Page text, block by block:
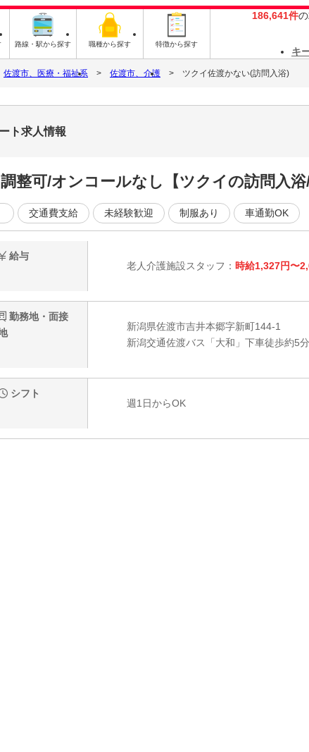
路線・駅から探す 職種から探す 特徴から探す
186,641件
キ
佐渡市、医療・福祉系 佐渡市、介護 ツクイ佐渡かない(訪問入浴)
ト求人情報
整可/オンコールなし【ツクイの訪問入浴
交通費支給 未経験歓迎 制服あり 車通勤OK
給与
老人介護施設スタッフ： 時給1,327円〜
勤務地・面接
新潟県佐渡市吉井本郷字新町144-1
新潟交通佐渡バス「大和」下車徒歩約5分
シフト
週1日からOK